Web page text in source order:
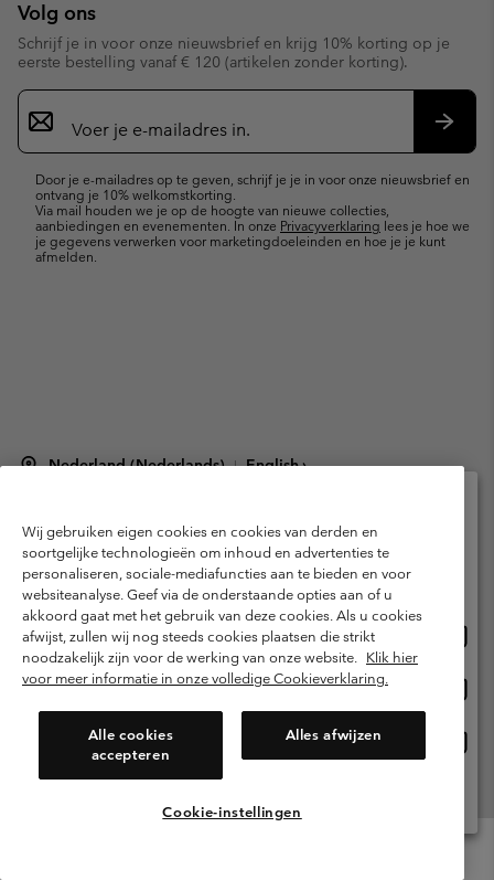
Volg ons
Schrijf je in voor onze nieuwsbrief en krijg 10% korting op je
eerste bestelling vanaf € 120 (artikelen zonder korting).
Aanmelden
voor
e-
Door je e-mailadres op te geven, schrijf je je in voor onze nieuwsbrief en
ontvang je 10% welkomstkorting.
Via mail houden we je op de hoogte van nieuwe collecties,
aanbiedingen en evenementen. In onze Privacyverklaring lees je hoe we
je gegevens verwerken voor marketingdoeleinden en hoe je je kunt
afmelden.
Nederland (Nederlands) | English ›
Gebruiksvoorwaarden
Verkoopvoorwaarden
Garantie
Privacybeleid
Gebruiksvoorwaarden voor lidmaatschap
Voorwaarden voor door gebruikers gegenereerde inhoud
Impressum
Cookies
Public CBCR
Helpcentrum: Maan-Vrij. 9:00 - 13:00 & 14:00 - 18:00
Wij gebruiken eigen cookies en cookies van derden en
soortgelijke technologieën om inhoud en advertenties te
personaliseren, sociale-mediafuncties aan te bieden en voor
websiteanalyse. Geef via de onderstaande opties aan of u
akkoord gaat met het gebruik van deze cookies. Als u cookies
afwijst, zullen wij nog steeds cookies plaatsen die strikt
noodzakelijk zijn voor de werking van onze website. Klik hier
voor meer informatie in onze volledige Cookieverklaring.
Alle cookies
accepteren
Alles afwijzen
Cookie-instellingen
Selecteer je verzendlocatie en taal
Online shoppen beschikbaar
United States
Netherlands-English
Netherlands-Dutch
Alle Locaties Bekijken